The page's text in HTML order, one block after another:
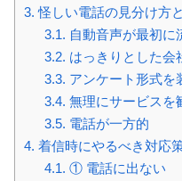
3. 怪しい電話の見分け方
3.1. 自動音声が最初に
3.2. はっきりとした会
3.3. アンケート形式を
3.4. 無理にサービスを
3.5. 電話が一方的
4. 着信時にやるべき対応
4.1. ① 電話に出ない